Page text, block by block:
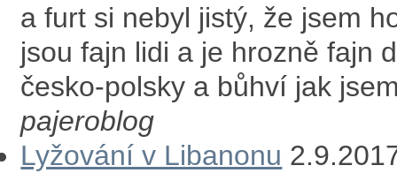
a furt si nebyl jistý, že jsem
jsou fajn lidi a je hrozně fajn
česko-polsky a bůhví jak
pajeroblog
Lyžování v Libanonu